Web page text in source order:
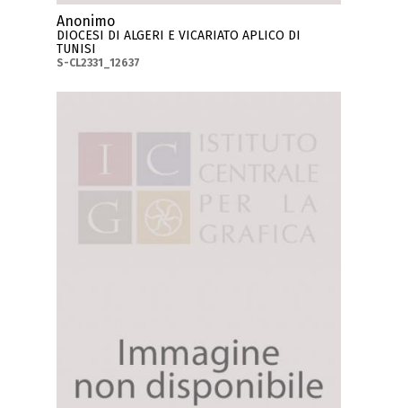
Anonimo
DIOCESI DI ALGERI E VICARIATO APLICO DI
TUNISI
S-CL2331_12637